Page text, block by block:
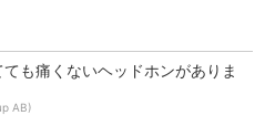
ても痛くないヘッドホンがありま
AB)